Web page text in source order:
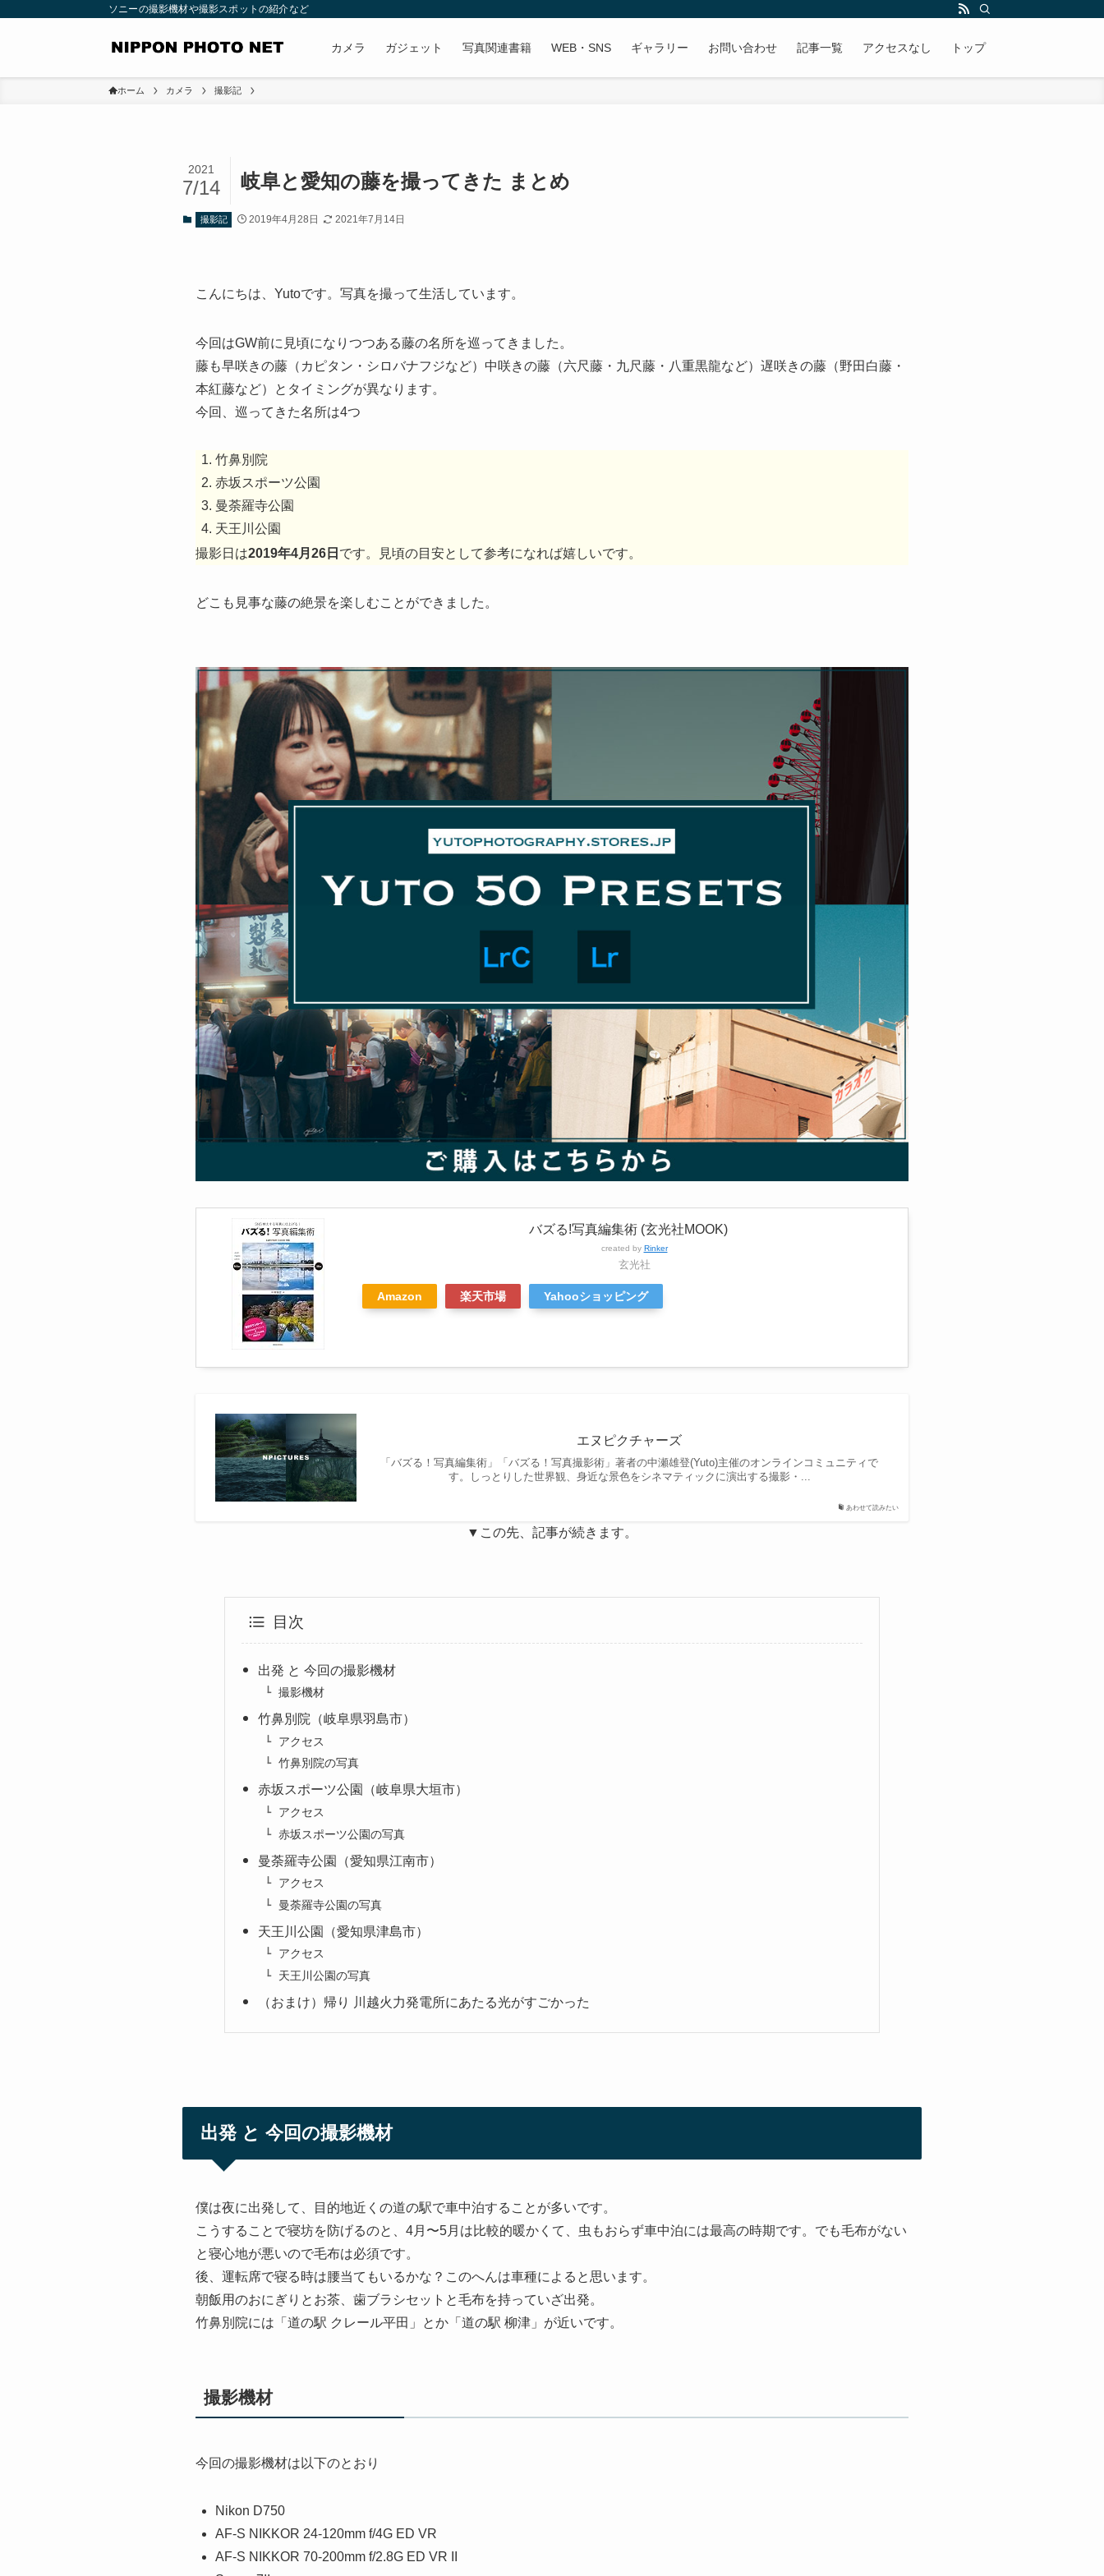
ソニーの撮影機材や撮影スポットの紹介など
カメラ ガジェット 写真関連書籍 WEB・SNS ギャラリー お問い合わせ 記事一覧 アクセスなし トップ
ホーム カメラ 撮影記
岐阜と愛知の藤を撮ってきた まとめ
2021
7/14
撮影記 2019年4月28日 2021年7月14日
こんにちは、Yutoです。写真を撮って生活しています。
今回はGW前に見頃になりつつある藤の名所を巡ってきました。
藤も早咲きの藤（カピタン・シロバナフジなど）中咲きの藤（六尺藤・九尺藤・八重黒龍など）遅咲きの藤（野田白藤・
本紅藤など）とタイミングが異なります。
今回、巡ってきた名所は4つ
竹鼻別院
赤坂スポーツ公園
曼荼羅寺公園
天王川公園
撮影日は2019年4月26日 です。見頃の目安として参考になれば嬉しいです。
どこも見事な藤の絶景を楽しむことができました。
バズる!写真編集術 (玄光社MOOK)
created by Rinker
玄光社
Amazon 楽天市場 Yahooショッピング
あわせて読みたい
エヌピクチャーズ
「バズる！写真編集術」「バズる！写真撮影術」著者の中瀬雄登(Yuto)主催のオンラインコミュニティで
す。しっとりした世界観、身近な景色をシネマティックに演出する撮影・...
▼この先、記事が続きます。
目次
出発 と 今回の撮影機材
撮影機材
竹鼻別院（岐阜県羽島市）
アクセス
竹鼻別院の写真
赤坂スポーツ公園（岐阜県大垣市）
アクセス
赤坂スポーツ公園の写真
曼荼羅寺公園（愛知県江南市）
アクセス
曼荼羅寺公園の写真
天王川公園（愛知県津島市）
アクセス
天王川公園の写真
（おまけ）帰り 川越火力発電所にあたる光がすごかった
出発 と 今回の撮影機材
僕は夜に出発して、目的地近くの道の駅で車中泊することが多いです。
こうすることで寝坊を防げるのと、4月〜5月は比較的暖かくて、虫もおらず車中泊には最高の時期です。でも毛布がない
と寝心地が悪いので毛布は必須です。
後、運転席で寝る時は腰当てもいるかな？このへんは車種によると思います。
朝飯用のおにぎりとお茶、歯ブラシセットと毛布を持っていざ出発。
竹鼻別院には「道の駅 クレール平田」とか「道の駅 柳津」が近いです。
撮影機材
今回の撮影機材は以下のとおり
Nikon D750
AF-S NIKKOR 24-120mm f/4G ED VR
AF-S NIKKOR 70-200mm f/2.8G ED VR II